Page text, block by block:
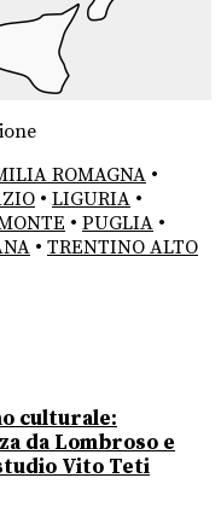
ROMAGNA •
• LIGURIA •
• PUGLIA •
• TRENTINO ALTO
culturale:
da Lombroso e
Vito Teti